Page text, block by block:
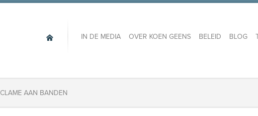
IN DE MEDIA OVER KOEN GEENS BELEID BLOG
AAN BANDEN